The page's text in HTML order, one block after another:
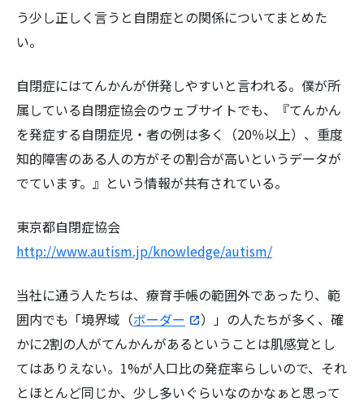
う少し正しく言うと自閉症との関係についてまとめた
い。
自閉症にはてんかんが併発しやすいと言われる。僕が所
属している自閉症協会のウェブサイトでも、『てんかん
を発症する自閉症児・者の例は多く（20％以上）、重度
知的障害のある人の方がその割合が高いというデータが
でています。』という情報が共有されている。
東京都自閉症協会
http://www.autism.jp/knowledge/autism/
当社に通う人たちは、療育手帳の範囲外であったり、範
囲内でも「境界域（ボーダー
）」の人たちが多く、確
かに2割の人がてんかんがあるということは肌感覚とし
てはありえない。1%が人口比の発症率らしいので、それ
とほとんど同じか、少し多いぐらいなのかなぁと思って